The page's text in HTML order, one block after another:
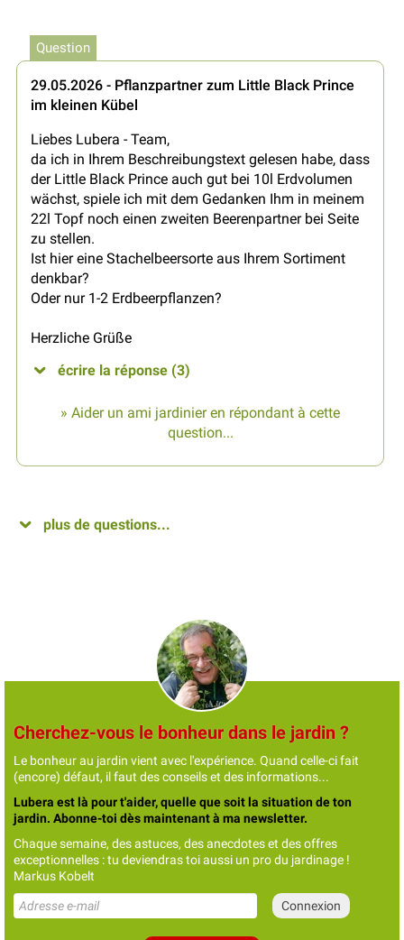
Question
29.05.2026 - Pflanzpartner zum Little Black Prince
im kleinen Kübel
Liebes Lubera - Team,
da ich in Ihrem Beschreibungstext gelesen habe, dass
der Little Black Prince auch gut bei 10l Erdvolumen
wächst, spiele ich mit dem Gedanken Ihm in meinem
22l Topf noch einen zweiten Beerenpartner bei Seite
zu stellen.
Ist hier eine Stachelbeersorte aus Ihrem Sortiment
denkbar?
Oder nur 1-2 Erdbeerpflanzen?
Herzliche Grüße
écrire la réponse (3)
» Aider un ami jardinier en répondant à cette
question...
plus de questions...
Cherchez-vous le bonheur dans le jardin ?
Le bonheur au jardin vient avec l'expérience. Quand celle-ci fait
(encore) défaut, il faut des conseils et des informations...
Lubera est là pour t'aider, quelle que soit la situation de ton
jardin. Abonne-toi dès maintenant à ma newsletter.
Chaque semaine, des astuces, des anecdotes et des offres
exceptionnelles : tu deviendras toi aussi un pro du jardinage !
Markus Kobelt